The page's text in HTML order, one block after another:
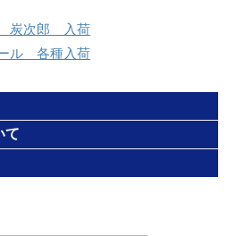
炭次郎 入荷
ル 各種入荷
て